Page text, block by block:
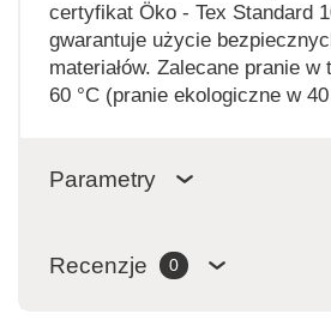
certyfikat Öko - Tex Standard
gwarantuje użycie
materiałów. Zalecane pranie w
60 °C (pranie ekologiczne w 40
Parametry
Recenzje 0